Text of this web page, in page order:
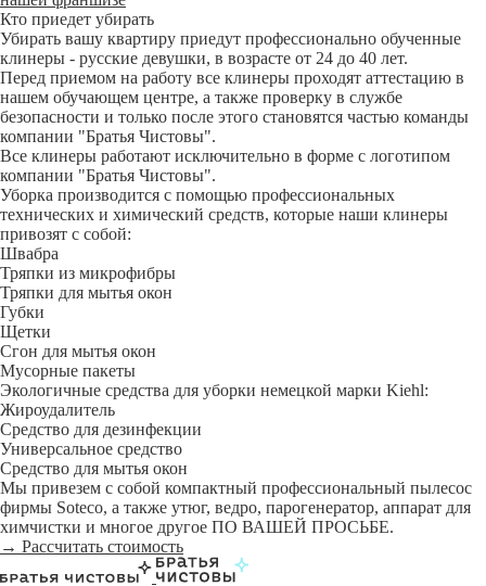
Кто приедет убирать
Убирать вашу квартиру приедут профессионально обученные
клинеры - русские девушки, в возрасте от 24 до 40 лет.
Перед приемом на работу все клинеры проходят аттестацию в
нашем обучающем центре, а также проверку в службе
безопасности и только после этого становятся частью команды
компании "Братья Чистовы".
Все клинеры работают исключительно в форме с логотипом
компании "Братья Чистовы".
Уборка производится с помощью профессиональных
технических и химический средств, которые наши клинеры
привозят с собой:
Швабра
Тряпки из микрофибры
Тряпки для мытья окон
Губки
Щетки
Сгон для мытья окон
Мусорные пакеты
Экологичные средства для уборки немецкой марки Kiehl:
Жироудалитель
Средство для дезинфекции
Универсальное средство
Средство для мытья окон
Мы привезем с собой компактный профессиональный пылесос
фирмы Soteco, а также утюг, ведро, парогенератор, аппарат для
химчистки и многое другое ПО ВАШЕЙ ПРОСЬБЕ.
→ Рассчитать стоимость